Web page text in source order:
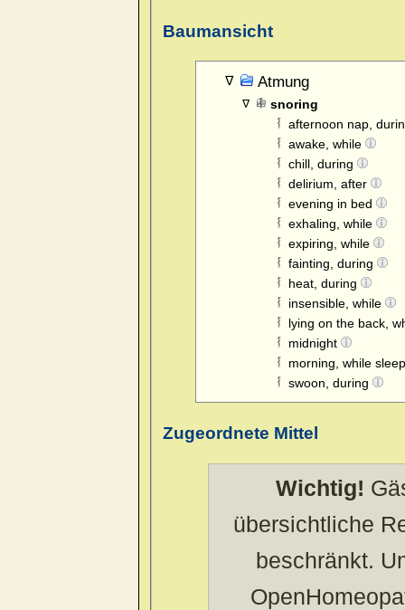
Baumansicht
Atmung
snoring
afternoon nap,
awake, while
chill, during
delirium, after
evening in bed
exhaling, while
expiring, while
fainting, during
heat, during
insensible, while
lying on the back,
midnight
morning, while
swoon, during
Zugeordnete Mittel
Wichtig!
übersichtliche
beschränkt.